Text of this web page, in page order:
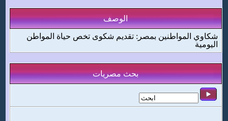
الوصف
شكاوي المواطنين بمصر: تقديم شكوى تخص حياة المواطن
اليومية
بحث مصريات